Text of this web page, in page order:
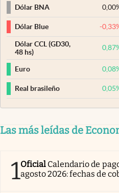
Dólar BNA
0,00
Dólar Blue -0,33
Dólar CCL (GD30,
48 hs)
0,87
Euro 0,08
Real brasileño 0,05
Las más leídas de
1Oficial Calendario de
agosto 2026: fechas de